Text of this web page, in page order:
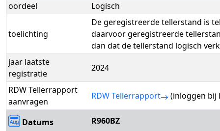
oordeel
Logisch
toelichting
De geregistreerde tellerstand is
daarvoor geregistreerde
dan dat de tellerstand logisch
jaar laatste
registratie
2024
RDW Tellerrapport
aanvragen
RDW Tellerrapport (inloggen bij
Datums
R960BZ